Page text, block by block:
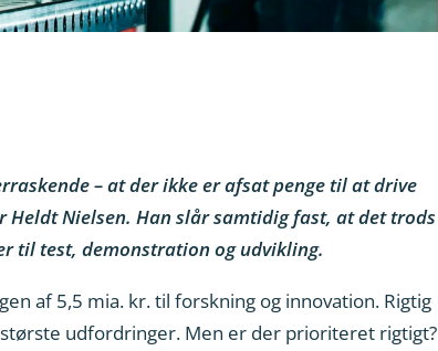
– at der ikke er afsat penge til at drive
Nielsen. Han slår samtidig fast, at det trods
til test, demonstration og udvikling.
af 5,5 mia. kr. til forskning og innovation. Rigtig
udfordringer. Men er der prioriteret rigtigt?